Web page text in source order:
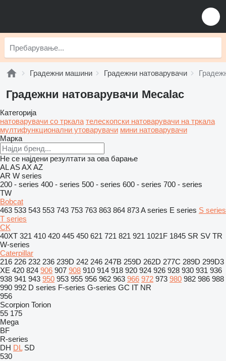
Градежни машини Градежни натоварувачи
Градежни натоварувачи Mecalac
Категорија
натоварувачи со тркала телескопски натоварувачи на тркала
мултифункционални утоварувачи мини натоварувачи
Марка
Не се најдени резултати за ова барање
ALASAXAZ
AR W series
200 - series 400 - series 500 - series 600 - series 700 - series
TW
Bobcat
463 533 543 553 743 753 763 863 864 873A series E series S series
T series
CK
40XT 321 410 420 445 450 621 721 821 921 1021F 1845 SR SV TR
W-series
Caterpillar
216 226 232 236 239D 242 246 247B 259D 262D 277C 289D 299D3
XE 420 824 906 907 908 910 914 918 920 924 926 928 930 931 936
938 941 943 950 953 955 956 962 963 966 972 973 980 982 986 988
990 992 D series F-series G-series GC IT NR
956
Scorpion Torion
55 175
Mega
BF
R-series
DH DL SD
530